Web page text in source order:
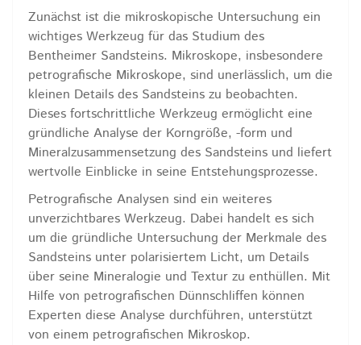
Zunächst ist die mikroskopische Untersuchung ein
wichtiges Werkzeug für das Studium des
Bentheimer Sandsteins. Mikroskope, insbesondere
petrografische Mikroskope, sind unerlässlich, um die
kleinen Details des Sandsteins zu beobachten.
Dieses fortschrittliche Werkzeug ermöglicht eine
gründliche Analyse der Korngröße, -form und
Mineralzusammensetzung des Sandsteins und liefert
wertvolle Einblicke in seine Entstehungsprozesse.
Petrografische Analysen sind ein weiteres
unverzichtbares Werkzeug. Dabei handelt es sich
um die gründliche Untersuchung der Merkmale des
Sandsteins unter polarisiertem Licht, um Details
über seine Mineralogie und Textur zu enthüllen. Mit
Hilfe von petrografischen Dünnschliffen können
Experten diese Analyse durchführen, unterstützt
von einem petrografischen Mikroskop.